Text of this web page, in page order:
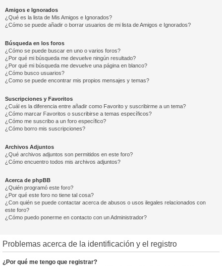
Amigos e Ignorados
¿Qué es la lista de Mis Amigos e Ignorados?
¿Cómo se puede añadir o borrar usuarios de mi lista de Amigos e Ignorados?
Búsqueda en los foros
¿Cómo se puede buscar en uno o varios foros?
¿Por qué mi búsqueda me devuelve ningún resultado?
¿Por qué mi búsqueda me devuelve una página en blanco?
¿Cómo busco usuarios?
¿Como se puede encontrar mis propios mensajes y temas?
Suscripciones y Favoritos
¿Cuál es la diferencia entre añadir como Favorito y suscribirme a un tema?
¿Cómo marcar Favoritos o suscribirse a temas específicos?
¿Cómo me suscribo a un foro específico?
¿Cómo borro mis suscripciones?
Archivos Adjuntos
¿Qué archivos adjuntos son permitidos en este foro?
¿Cómo encuentro todos mis archivos adjuntos?
Acerca de phpBB
¿Quién programó este foro?
¿Por qué este foro no tiene tal cosa?
¿Con quién se puede contactar acerca de abusos o usos ilegales relacionados con
este foro?
¿Cómo puedo ponerme en contacto con un Administrador?
Problemas acerca de la identificación y el registro
¿Por qué me tengo que registrar?